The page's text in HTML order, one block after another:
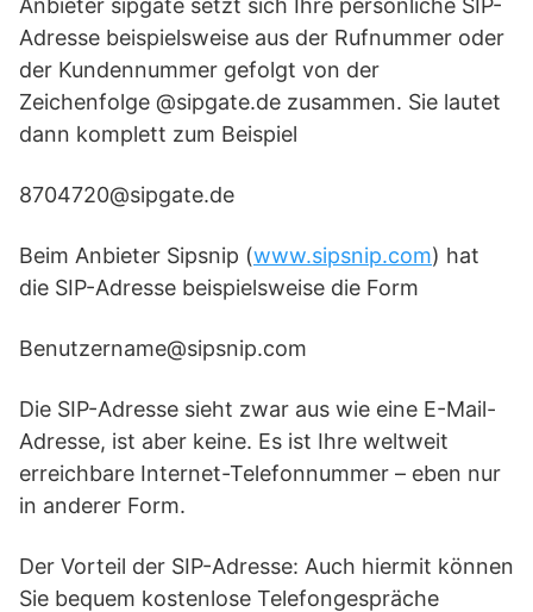
Anbieter sipgate setzt sich Ihre persönliche SIP-
Adresse beispielsweise aus der Rufnummer oder
der Kundennummer gefolgt von der
Zeichenfolge @sipgate.de zusammen. Sie lautet
dann komplett zum Beispiel
8704720@sipgate.de
Beim Anbieter Sipsnip (www.sipsnip.com) hat
die SIP-Adresse beispielsweise die Form
Benutzername@sipsnip.com
Die SIP-Adresse sieht zwar aus wie eine E-Mail-
Adresse, ist aber keine. Es ist Ihre weltweit
erreichbare Internet-Telefonnummer – eben nur
in anderer Form.
Der Vorteil der SIP-Adresse: Auch hiermit können
Sie bequem kostenlose Telefongespräche